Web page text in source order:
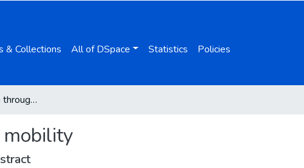
& Collections All of DSpace Statistics Policies
Constructing Europe through mobility
mobility